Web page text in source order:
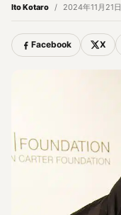
Ito Kotaro 2024年11月21日
Facebook X